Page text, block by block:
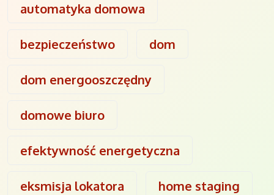
automatyka domowa
bezpieczeństwo dom
dom energooszczędny
domowe biuro
efektywność energetyczna
eksmisja lokatora home staging